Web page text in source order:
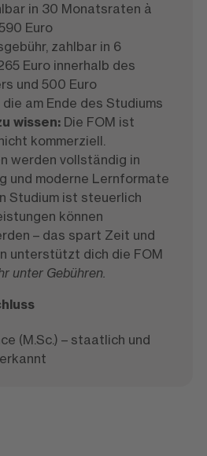
in 30 Monatsraten à
Euro
zahlbar in 6
Euro innerhalb des
und 500 Euro
am Ende des Studiums
wissen: Die FOM ist
kommerziell.
werden vollständig in
und moderne Lernformate
Studium ist steuerlich
können
– das spart Zeit und
unterstützt dich die FOM
unter Gebühren.
(M.Sc.) – staatlich und